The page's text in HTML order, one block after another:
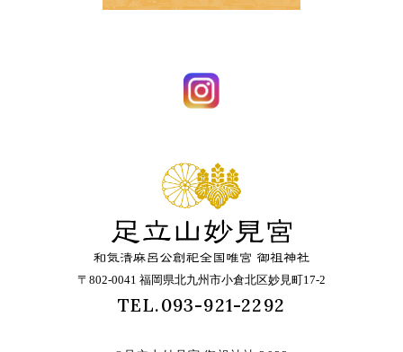
〒802-0041 福岡県北九州市小倉北区妙見町17-2
TEL.093-921-2292